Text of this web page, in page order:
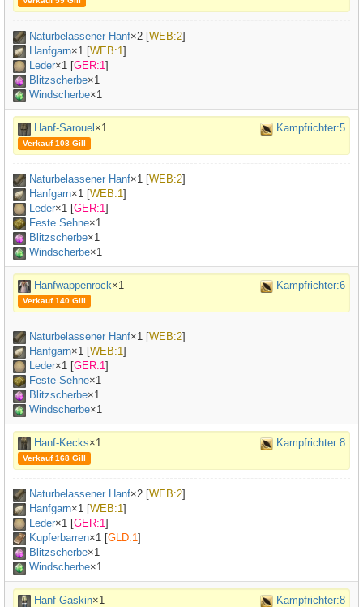
Naturbelassener Hanf×2 [WEB:2]
Hanfgarn×1 [WEB:1]
Leder×1 [GER:1]
Blitzscherbe×1
Windscherbe×1
Hanf-Sarouel ×1 Kampfrichter:5
Verkauf 108 Gill
Naturbelassener Hanf×1 [WEB:2]
Hanfgarn×1 [WEB:1]
Leder×1 [GER:1]
Feste Sehne×1
Blitzscherbe×1
Windscherbe×1
Hanfwappenrock×1 Kampfrichter:6
Verkauf 140 Gill
Naturbelassener Hanf×1 [WEB:2]
Hanfgarn×1 [WEB:1]
Leder×1 [GER:1]
Feste Sehne×1
Blitzscherbe×1
Windscherbe×1
Hanf-Kecks×1 Kampfrichter:8
Verkauf 168 Gill
Naturbelassener Hanf×2 [WEB:2]
Hanfgarn×1 [WEB:1]
Leder×1 [GER:1]
Kupferbarren×1 [GLD:1]
Blitzscherbe×1
Windscherbe×1
Hanf-Gaskin×1 Kampfrichter:8